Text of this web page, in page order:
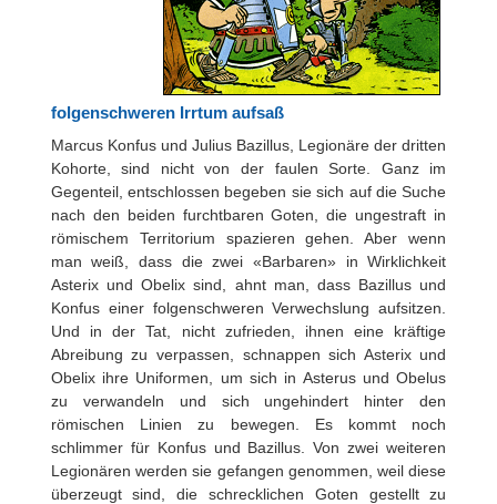
folgenschweren Irrtum aufsaß
Marcus Konfus und Julius Bazillus, Legionäre der dritten
Kohorte, sind nicht von der faulen Sorte. Ganz im
Gegenteil, entschlossen begeben sie sich auf die Suche
nach den beiden furchtbaren Goten, die ungestraft in
römischem Territorium spazieren gehen. Aber wenn
man weiß, dass die zwei «Barbaren» in Wirklichkeit
Asterix und Obelix sind, ahnt man, dass Bazillus und
Konfus einer folgenschweren Verwechslung aufsitzen.
Und in der Tat, nicht zufrieden, ihnen eine kräftige
Abreibung zu verpassen, schnappen sich Asterix und
Obelix ihre Uniformen, um sich in Asterus und Obelus
zu verwandeln und sich ungehindert hinter den
römischen Linien zu bewegen. Es kommt noch
schlimmer für Konfus und Bazillus. Von zwei weiteren
Legionären werden sie gefangen genommen, weil diese
überzeugt sind, die schrecklichen Goten gestellt zu